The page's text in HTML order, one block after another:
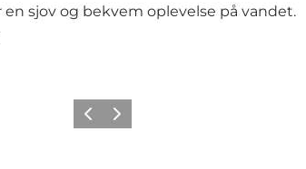
sjov og bekvem oplevelse på vandet.
ForrigeNæste